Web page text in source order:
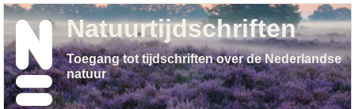
Natuurtijdschriften
Toegang tot tijdschriften over de Nederlandse
natuur